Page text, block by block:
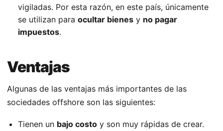
vigiladas. Por esta razón, en este país, únicamente
se utilizan para ocultar bienes y no pagar
impuestos.
Ventajas
Algunas de las ventajas más importantes de las
sociedades offshore son las siguientes:
Tienen un bajo costo y son muy rápidas de crear.